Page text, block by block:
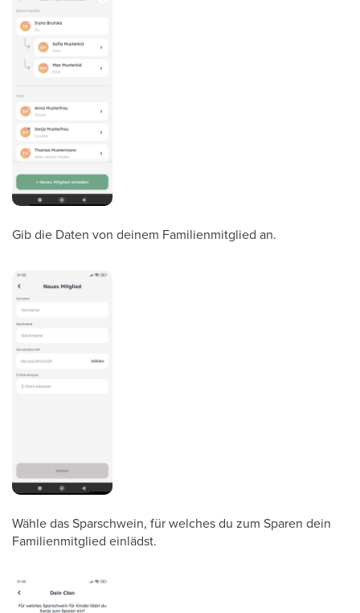
Gib die Daten von deinem Familienmitglied an.
Wähle das Sparschwein, für welches du zum Sparen dein
Familienmitglied einlädst.